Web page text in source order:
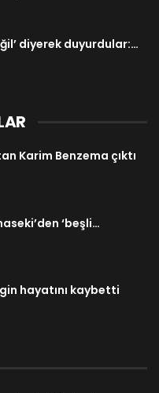
diyerek duyurdular:…
Karim Benzema çıktı
‘beşli…
hayatını kaybetti